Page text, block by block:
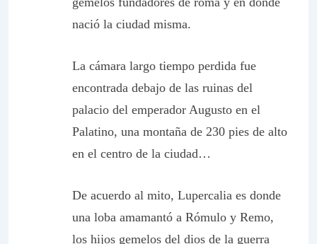
nació la ciudad misma.
La cámara largo tiempo perdida fue
encontrada debajo de las ruinas del
palacio del emperador Augusto en el
Palatino, una montaña de 230 pies de alto
en el centro de la ciudad…
De acuerdo al mito, Lupercalia es donde
una loba amamantó a Rómulo y Remo,
los hijos gemelos del dios de la guerra